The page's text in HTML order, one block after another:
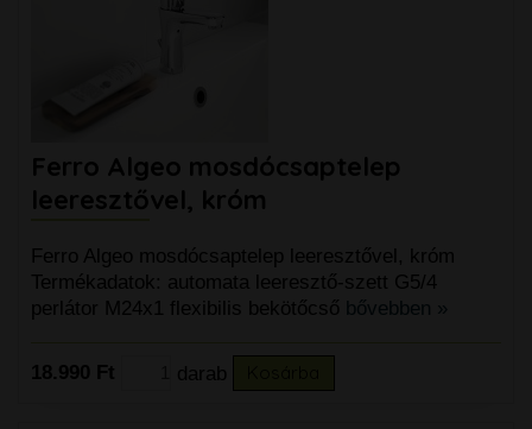
Ferro Algeo mosdócsaptelep
leeresztővel, króm
Ferro Algeo mosdócsaptelep leeresztővel, króm
Termékadatok: automata leeresztő-szett G5/4
perlátor M24x1 flexibilis bekötőcső bővebben »
18.990 Ft darab